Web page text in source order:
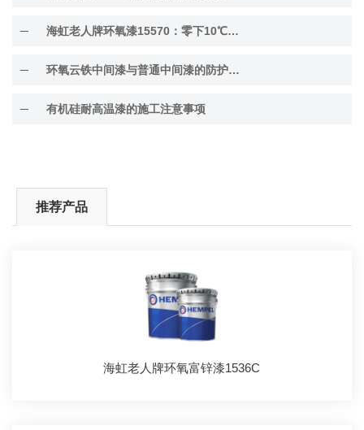
海虹老人牌环氧漆15570：零下10℃低温固化
环氧云铁中间漆与普通中间漆的防护差异解析
有机硅耐高温漆的施工注意事项
推荐产品
海虹老人牌环氧富锌漆1536C